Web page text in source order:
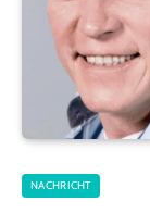
NACHRICHT